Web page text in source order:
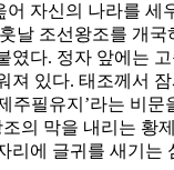
자신의 나라를 세
날 조선왕조를 개국
였다. 정자 앞에는 고
져 있다. 태조께서 잠
주필유지’라는 비문
의 막을 내리는 황
리에 글귀를 새기는